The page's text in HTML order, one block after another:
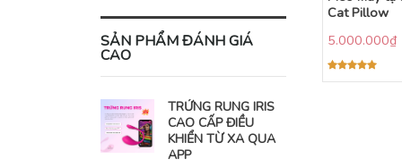
SẢN PHẨM ĐÁNH GIÁ
CAO
TRỨNG RUNG IRIS
CAO CẤP ĐIỀU
KHIỂN TỪ XA QUA
APP
Cat Pillow
5.000.000₫
Được xếp